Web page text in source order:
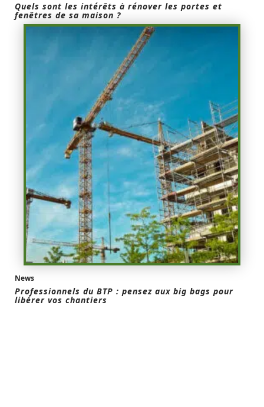
Quels sont les intérêts à rénover les portes et
fenêtres de sa maison ?
News
Professionnels du BTP : pensez aux big bags pour
libérer vos chantiers